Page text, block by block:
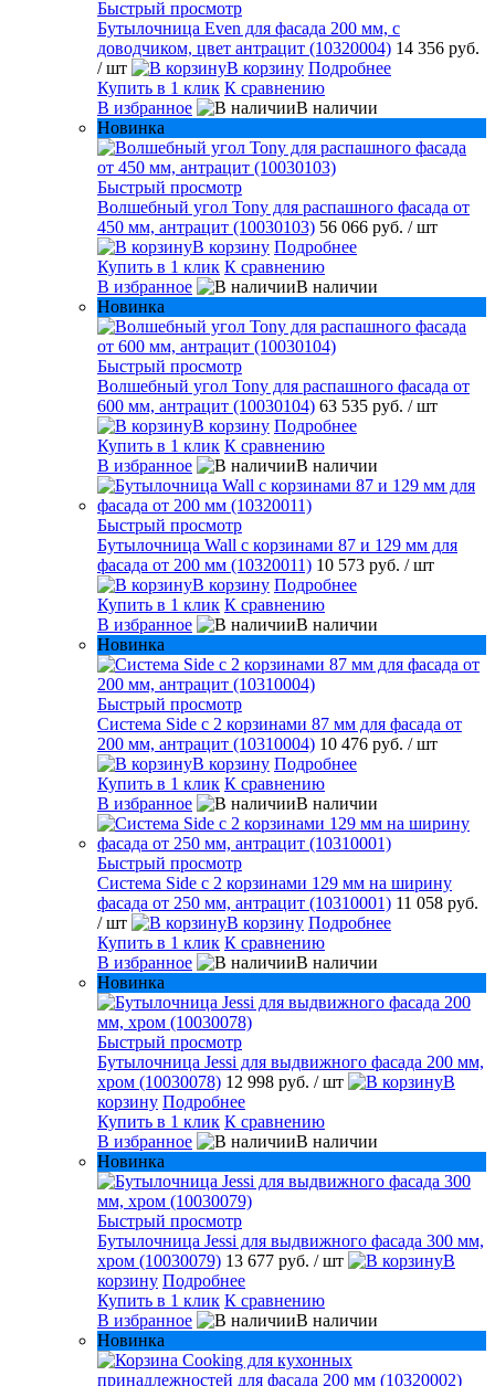
Быстрый просмотр
Бутылочница Even для фасада 200 мм, с
доводчиком, цвет антрацит (10320004) 14 356 руб.
/ шт
В корзину Подробнее
Купить в 1 клик К сравнению
В избранное
В наличии
Новинка
Быстрый просмотр
Волшебный угол Tony для распашного фасада от
450 мм, антрацит (10030103) 56 066 руб. / шт
В корзину Подробнее
Купить в 1 клик К сравнению
В избранное
В наличии
Новинка
Быстрый просмотр
Волшебный угол Tony для распашного фасада от
600 мм, антрацит (10030104) 63 535 руб. / шт
В корзину Подробнее
Купить в 1 клик К сравнению
В избранное
В наличии
Быстрый просмотр
Бутылочница Wall с корзинами 87 и 129 мм для
фасада от 200 мм (10320011) 10 573 руб. / шт
В корзину Подробнее
Купить в 1 клик К сравнению
В избранное
В наличии
Новинка
Быстрый просмотр
Система Side с 2 корзинами 87 мм для фасада от
200 мм, антрацит (10310004) 10 476 руб. / шт
В корзину Подробнее
Купить в 1 клик К сравнению
В избранное
В наличии
Быстрый просмотр
Система Side c 2 корзинами 129 мм на ширину
фасада от 250 мм, антрацит (10310001) 11 058 руб.
/ шт
В корзину Подробнее
Купить в 1 клик К сравнению
В избранное
В наличии
Новинка
Быстрый просмотр
Бутылочница Jessi для выдвижного фасада 200 мм,
хром (10030078) 12 998 руб. / шт
В
корзину Подробнее
Купить в 1 клик К сравнению
В избранное
В наличии
Новинка
Быстрый просмотр
Бутылочница Jessi для выдвижного фасада 300 мм,
хром (10030079) 13 677 руб. / шт
В
корзину Подробнее
Купить в 1 клик К сравнению
В избранное
В наличии
Новинка